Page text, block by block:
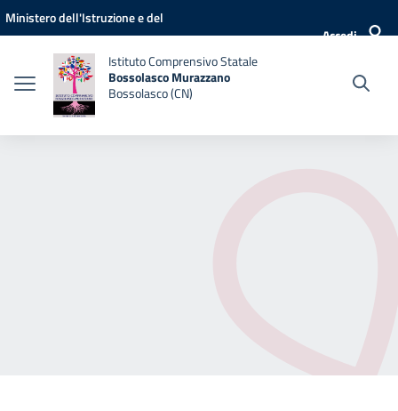
Vai ai contenuti
Vai al menu di navigazione
Vai al footer
Ministero dell'Istruzione e del
Accedi
Istituto Comprensivo Statale
Bossolasco Murazzano
Bossolasco (CN)